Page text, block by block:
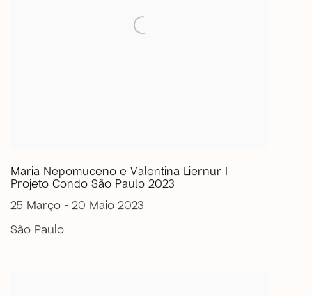
Maria Nepomuceno e Valentina Liernur I
Projeto Condo São Paulo 2023
25 Março - 20 Maio 2023
São Paulo